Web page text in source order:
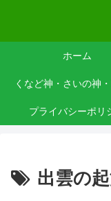
ホーム
くなど神・さいの神
プライバシーポリ
出雲の